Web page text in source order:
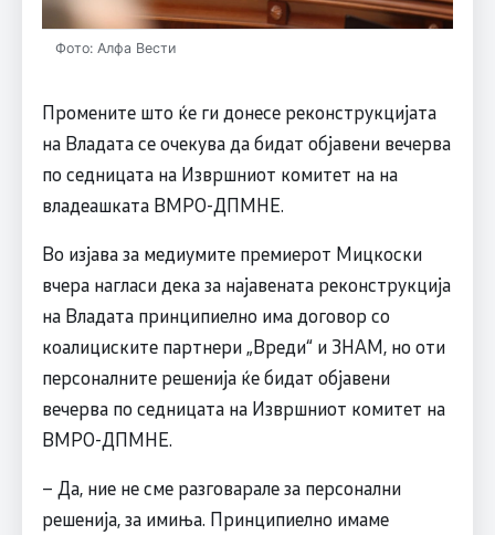
Фото: Алфа Вести
Промените што ќе ги донесе реконструкцијата
на Владата се очекува да бидат објавени вечерва
по седницата на Извршниот комитет на на
владеашката ВМРО-ДПМНЕ.
Во изјава за медиумите премиерот Мицкоски
вчера нагласи дека за најавената реконструкција
на Владата принципиелно има договор со
коалициските партнери „Вреди“ и ЗНАМ, но оти
персоналните решенија ќе бидат објавени
вечерва по седницата на Извршниот комитет на
ВМРО-ДПМНЕ.
– Да, ние не сме разговарале за персонални
решенија, за имиња. Принципиелно имаме